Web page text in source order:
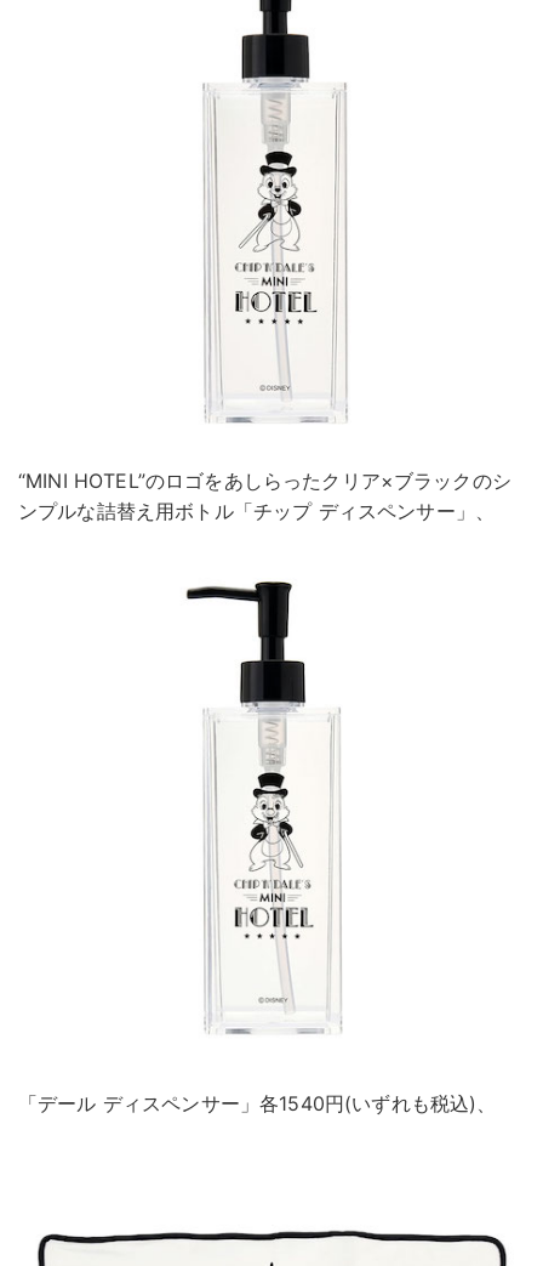
“MINI HOTEL”のロゴをあしらったクリア×ブラックのシ
ンプルな詰替え用ボトル「チップ ディスペンサー」、
「デール ディスペンサー」各1540円(いずれも税込)、